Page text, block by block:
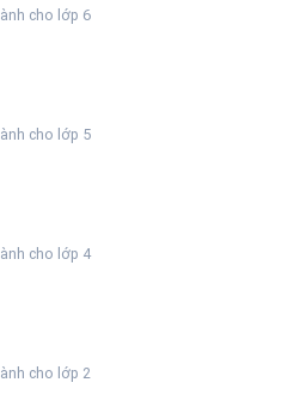
cho lớp 6
cho lớp 5
cho lớp 4
cho lớp 2